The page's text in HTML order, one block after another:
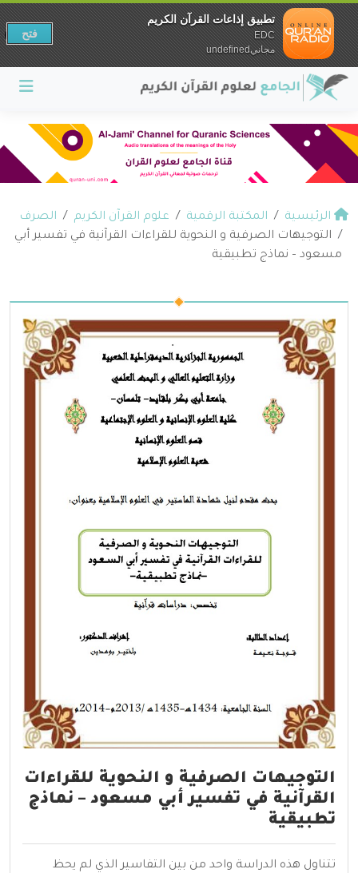
الرئيسية المكتبة الرقمية علوم القرآن الكريم
الصرف
التوجيهات الصرفية و النحوية للقراءات القرآنية في تفسير أبي
مسعود – نماذج تطبيقية
التوجيهات الصرفية و النحوية للقراءات
القرآنية في تفسير أبي مسعود – نماذج
تطبيقية
تتناول هذه الدراسة واحد من بين التفاسير الذي لم يحظ
تطبيق إذاعات القرآن الكريم
EDC
مجانيundefined
فتح